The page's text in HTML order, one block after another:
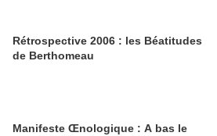
Rétrospective 2006 : les Béatitudes
de Berthomeau
Manifeste Œnologique : A bas le